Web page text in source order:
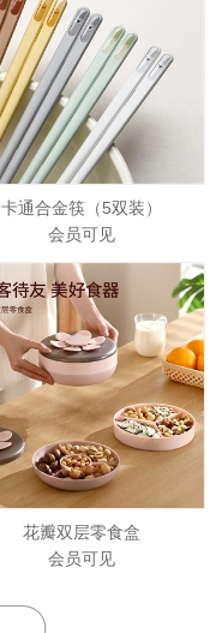
卡通合金筷（5双装）
会员可见
花瓣双层零食盒
会员可见